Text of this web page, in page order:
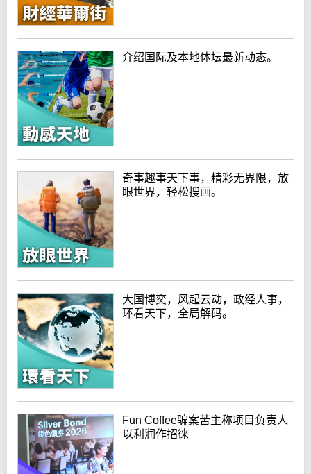
介绍国际及本地体坛最新动态。
奇事趣事天下事，精彩无界限，放
眼世界，轻松搜画。
大国博奕，风起云动，政经人事，
环看天下，全局解码。
Fun Coffee骗案苦主称项目负责人
以利润作招徕